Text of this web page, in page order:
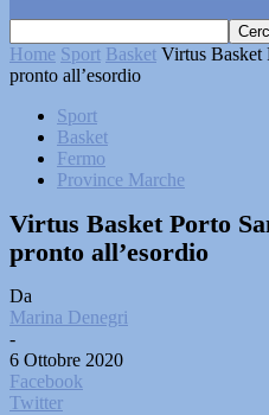
Home Sport Basket Virtus Basket
pronto all’esordio
Sport
Basket
Fermo
Province Marche
Virtus Basket Porto
pronto all’esordio
Da
Marina Denegri
-
6 Ottobre 2020
Facebook
Twitter